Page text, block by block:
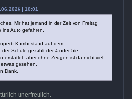
| 10:01
Mir hat jemand in der Zeit von Freitag
Auto gefahren.
Kombi stand auf dem
der Schule gezählt der 4 oder 5te
erstattet, aber ohne Zeugen ist da nicht viel
gesehen.
Dank.
unerfreulich.